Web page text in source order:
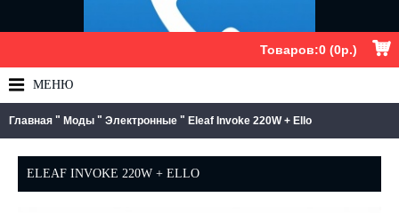
Товаров:0 (0р.)
МЕНЮ
Главная " Моды " Электронные " Eleaf Invoke 220W + Ello
ELEAF INVOKE 220W + ELLO